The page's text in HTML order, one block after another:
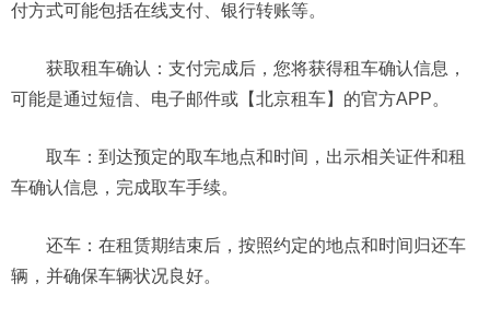
付方式可能包括在线支付、银行转账等。
获取租车确认：支付完成后，您将获得租车确认信息，
可能是通过短信、电子邮件或【北京租车】的官方APP。
取车：到达预定的取车地点和时间，出示相关证件和租
车确认信息，完成取车手续。
还车：在租赁期结束后，按照约定的地点和时间归还车
辆，并确保车辆状况良好。